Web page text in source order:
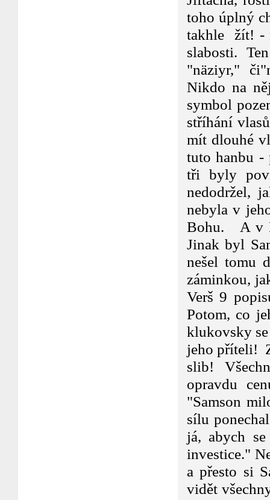
toho úplný
takhle žít! -
slabosti.
"näziyr,"
Nikdo na
symbol
stříhání
mít dlouhé
tuto hanbu -
tři byly
nedodržel,
nebyla v
Bohu. A v
Jinak byl
nešel tomu
záminkou,
Verš 9
Potom, co
klukovsky
jeho příteli!
slib!
opravdu
"Samson
sílu
já, abych
investice."
a přesto si
vidět